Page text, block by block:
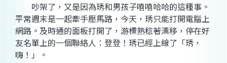
吵架了，又是因為琇和男孩子嘻嘻哈哈的這種事。
平常週末是一起牽手壓馬路，今天，琇只能打開電腦上
網路。及時通的面板打開了，游標熟稔著漂移，停在好
友名單上的一個聯絡人：登登！琇已經上線了 「琇，
嗨！」。